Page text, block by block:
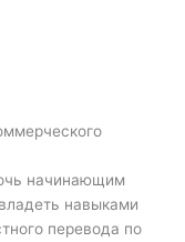
начинающим
навыками
перевода по